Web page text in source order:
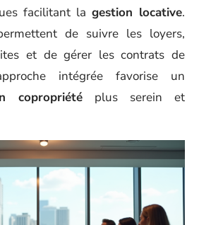
facilitant la gestion locative.
de suivre les loyers,
et de gérer les contrats de
intégrée favorise un
copropriété plus serein et